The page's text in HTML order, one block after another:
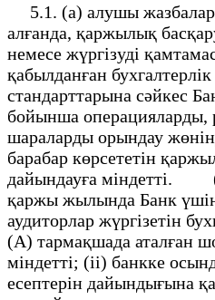
5.1. (а) алушы
алғанда, қаржылық
немесе жүргізуді
қабылданған бухгалтерлік
стандарттарына сәйкес
бойынша операцияларды,
шараларды орындау
барабар көрсететін
дайындауға міндетті.
қаржы жылында Банк
аудиторлар жүргізетін
(А) тармақшада аталған
міндетті; (ii) банкке
есептерін дайындығына